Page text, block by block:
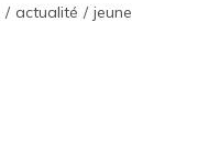
/ actualité / jeune